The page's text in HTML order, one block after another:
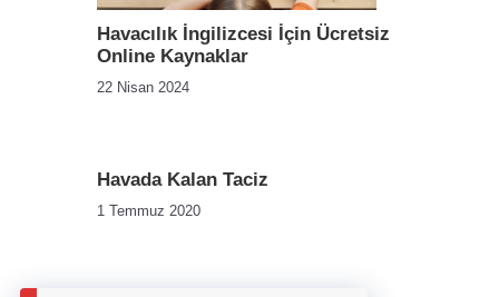
Havacılık İngilizcesi İçin Ücretsiz
Online Kaynaklar
22 Nisan 2024
Havada Kalan Taciz
1 Temmuz 2020